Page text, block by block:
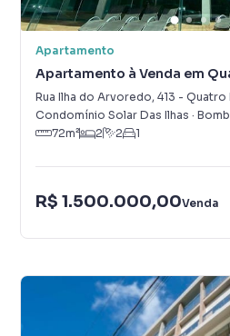
Apartamento
Apartamento à Venda em
Rua Ilha do Arvoredo, 413 - Quatro
Condomínio Solar Das Ilhas ·
72m² 2 2 1
R$ 1.500.000,00Venda